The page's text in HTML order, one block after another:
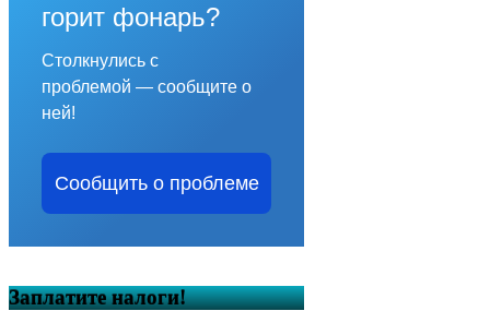
горит фонарь?
Столкнулись с
проблемой — сообщите о
ней!
Сообщить о проблеме
Заплатите налоги!